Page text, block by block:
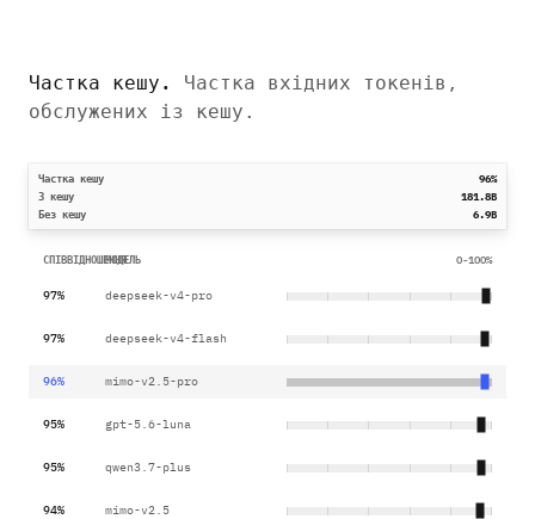
Частка кешу .
Частка вхідних токенів,
обслужених із кешу.
СПІВВІДНОШЕННЯ
МОДЕЛЬ 0-100%
97% deepseek-v4-pro
97% deepseek-v4-flash
96% mimo-v2.5-pro
95% gpt-5.6-luna
95% qwen3.7-plus
94% mimo-v2.5
Частка кешу
96%
З кешу
181.8B
Без кешу
6.9B